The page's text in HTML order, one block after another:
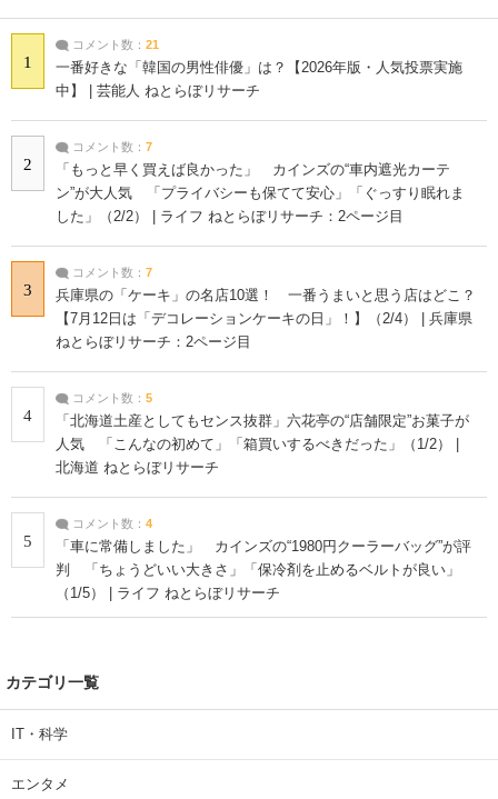
1
コメント数： 21
一番好きな「韓国の男性俳優」は？【2026年版・人気投票実施
中】 | 芸能人 ねとらぼリサーチ
2
コメント数： 7
「もっと早く買えば良かった」 カインズの“車内遮光カーテ
ン”が大人気 「プライバシーも保てて安心」「ぐっすり眠れま
した」（2/2） | ライフ ねとらぼリサーチ：2ページ目
3
コメント数： 7
兵庫県の「ケーキ」の名店10選！ 一番うまいと思う店はどこ？
【7月12日は「デコレーションケーキの日」！】（2/4） | 兵庫県
ねとらぼリサーチ：2ページ目
4
コメント数： 5
「北海道土産としてもセンス抜群」六花亭の“店舗限定”お菓子が
人気 「こんなの初めて」「箱買いするべきだった」（1/2） |
北海道 ねとらぼリサーチ
5
コメント数： 4
「車に常備しました」 カインズの“1980円クーラーバッグ”が評
判 「ちょうどいい大きさ」「保冷剤を止めるベルトが良い」
（1/5） | ライフ ねとらぼリサーチ
カテゴリ一覧
IT・科学
エンタメ